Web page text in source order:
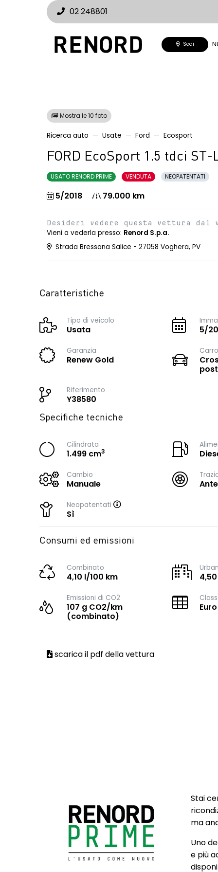
02 248801
Sedi
Mostra le 10 foto
Ricerca auto Usate Ford Ecosport
FORD EcoSport 1.5 tdci
USATO RENORD PRIME VENDUTA NEOPATENTATI
5/2018 79.000 km
Desideri vedere questa vettura dal
Vieni a vederla presso: Renord S.p.a.
Strada Bressana Salice - 27058 Voghera, PV
Caratteristiche
Tipo di veicolo
Usata 5/
Garanzia
Renew Gold
Riferimento
Y38580
Specifiche tecniche
Cilindrata
1.499 cm3
Cambio
Manuale
Neopatentati
Sì
Consumi ed emissioni
Combinato
4,10 l/100 km
Emissioni di CO2
107 g CO2/km
(combinato)
scarica il pdf della vettura
Stai
ma
Uno
e più